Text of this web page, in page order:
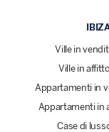
Ville in
Ville in
Appartamenti in
Appartamenti in
Case di